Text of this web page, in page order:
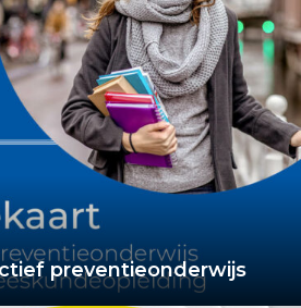
preventieonderwijs